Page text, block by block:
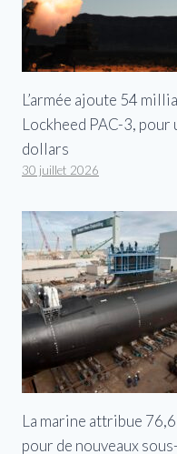
L’armée ajoute 54
Lockheed PAC-3,
dollars
30 juillet 2026
La marine attribue
pour de nouveaux